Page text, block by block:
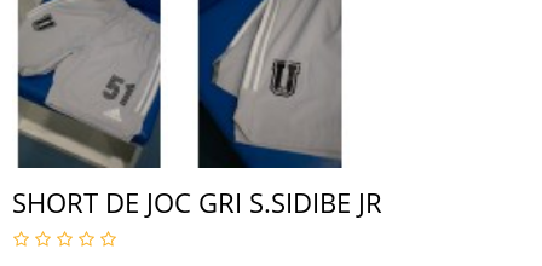
SHORT DE JOC GRI S.SIDIBE JR